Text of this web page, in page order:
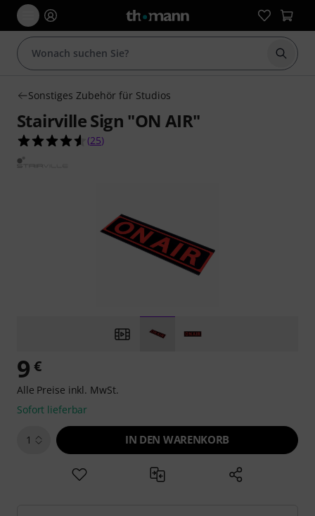
Suche
Sonstiges Zubehör für Studios
Stairville Sign "ON AIR"
4.6 von 5 Sternen aus 25 Kundenbewertungen
(25)
9 €
Alle Preise inkl. MwSt.
Sofort lieferbar
1 IN DEN WARENKORB